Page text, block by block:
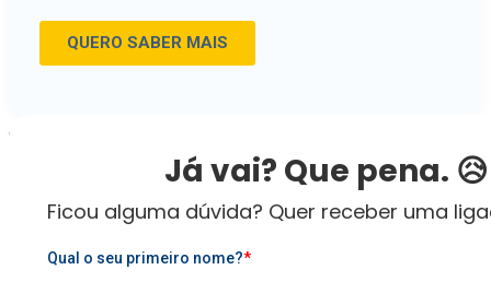
Já vai? Que pena. 😥
Ficou alguma dúvida? Quer receber uma